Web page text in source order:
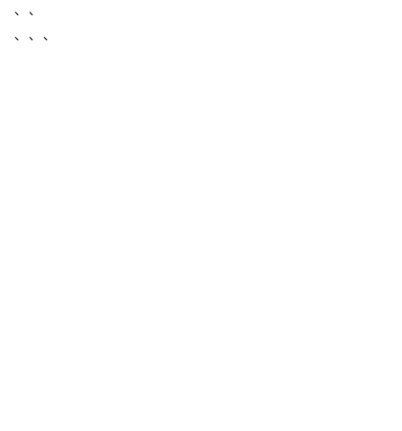
、、
、、、